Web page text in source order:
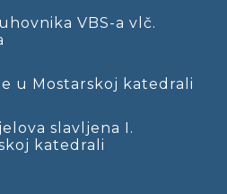
VBS-a vlč.
u Mostarskoj katedrali
slavljena I.
katedrali